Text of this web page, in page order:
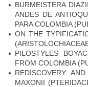
BURMEISTERA
ANDES DE
PARA COLOMBIA
ON THE
PILOSTYLES
FROM COLOMBIA
REDISCOVERY
MAXONII